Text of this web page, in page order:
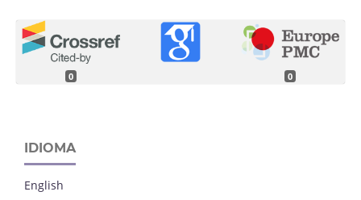
0 0
IDIOMA
English